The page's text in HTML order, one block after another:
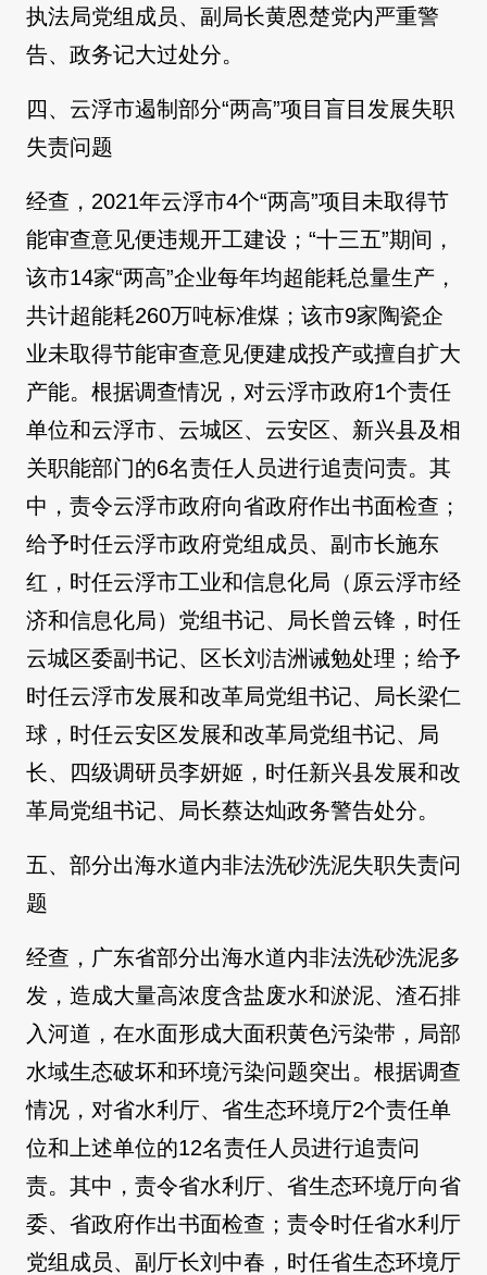
执法局党组成员、副局长黄恩楚党内严重警
告、政务记大过处分。
四、云浮市遏制部分“两高”项目盲目发展失职
失责问题
经查，2021年云浮市4个“两高”项目未取得节
能审查意见便违规开工建设；“十三五”期间，
该市14家“两高”企业每年均超能耗总量生产，
共计超能耗260万吨标准煤；该市9家陶瓷企
业未取得节能审查意见便建成投产或擅自扩大
产能。根据调查情况，对云浮市政府1个责任
单位和云浮市、云城区、云安区、新兴县及相
关职能部门的6名责任人员进行追责问责。其
中，责令云浮市政府向省政府作出书面检查；
给予时任云浮市政府党组成员、副市长施东
红，时任云浮市工业和信息化局（原云浮市经
济和信息化局）党组书记、局长曾云锋，时任
云城区委副书记、区长刘洁洲诫勉处理；给予
时任云浮市发展和改革局党组书记、局长梁仁
球，时任云安区发展和改革局党组书记、局
长、四级调研员李妍姬，时任新兴县发展和改
革局党组书记、局长蔡达灿政务警告处分。
五、部分出海水道内非法洗砂洗泥失职失责问
题
经查，广东省部分出海水道内非法洗砂洗泥多
发，造成大量高浓度含盐废水和淤泥、渣石排
入河道，在水面形成大面积黄色污染带，局部
水域生态破坏和环境污染问题突出。根据调查
情况，对省水利厅、省生态环境厅2个责任单
位和上述单位的12名责任人员进行追责问
责。其中，责令省水利厅、省生态环境厅向省
委、省政府作出书面检查；责令时任省水利厅
党组成员、副厅长刘中春，时任省生态环境厅